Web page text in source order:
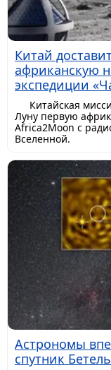
Китай
африканскую
экспедиции
Китайская
Луну первую
Africa2Moon с
Вселенной.
Астрономы
спутник